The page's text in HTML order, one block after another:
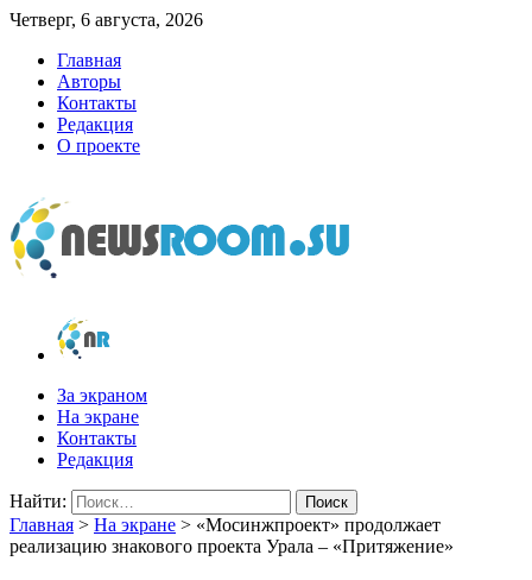
Четверг, 6 августа, 2026
Главная
Авторы
Контакты
Редакция
О проекте
newsroom.su
Новости о новостях
За экраном
На экране
Контакты
Редакция
Найти:
Главная > На экране > «Мосинжпроект» продолжает
реализацию знакового проекта Урала – «Притяжение»